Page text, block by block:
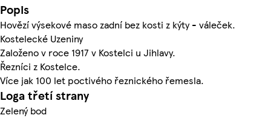
Popis
Hovězí výsekové maso zadní bez kosti z kýty - váleček.
Kostelecké Uzeniny
Založeno v roce 1917 v Kostelci u Jihlavy.
Řezníci z Kostelce.
Více jak 100 let poctivého řeznického řemesla.
Loga třetí strany
Zelený bod